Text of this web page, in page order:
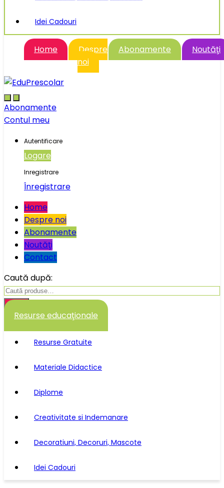
Idei Cadouri
Home
Despre
noi
Abonamente Noutăţi
Abonamente
Contul meu
Autentificare
Logare
Inregistrare
Înregistrare
Home
Despre noi
Abonamente
Noutăţi
Contact
Caută după:
Caută
Resurse educaţionale
Resurse Gratuite
Materiale Didactice
Diplome
Creativitate si Indemanare
Decoratiuni, Decoruri, Mascote
Idei Cadouri